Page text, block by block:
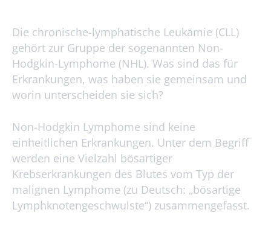
Die chronische-lymphatische Leukämie (CLL)
gehört zur Gruppe der sogenannten Non-
Hodgkin-Lymphome (NHL). Was sind das für
Erkrankungen, was haben sie gemeinsam und
worin unterscheiden sie sich?
Non-Hodgkin Lymphome sind keine
einheitlichen Erkrankungen. Unter dem Begriff
werden eine Vielzahl bösartiger
Krebserkrankungen des Blutes vom Typ der
malignen Lymphome (zu Deutsch: „bösartige
Lymphknotengeschwulste“) zusammengefasst.